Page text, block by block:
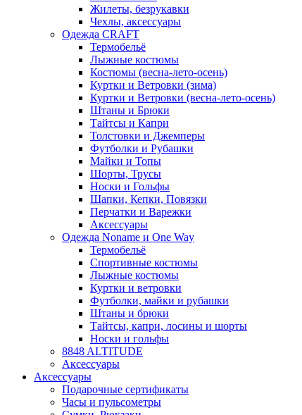
Жилеты, безрукавки
Чехлы, аксессуары
Одежда CRAFT
Термобельё
Лыжные костюмы
Костюмы (весна-лето-осень)
Куртки и Ветровки (зима)
Куртки и Ветровки (весна-лето-осень)
Штаны и Брюки
Тайтсы и Капри
Толстовки и Джемперы
Футболки и Рубашки
Майки и Топы
Шорты, Трусы
Носки и Гольфы
Шапки, Кепки, Повязки
Перчатки и Варежки
Аксессуары
Одежда Noname и One Way
Термобельё
Спортивные костюмы
Лыжные костюмы
Куртки и ветровки
Футболки, майки и рубашки
Штаны и брюки
Тайтсы, капри, лосины и шорты
Носки и гольфы
8848 ALTITUDE
Аксессуары
Аксессуары
Подарочные сертификаты
Часы и пульсометры